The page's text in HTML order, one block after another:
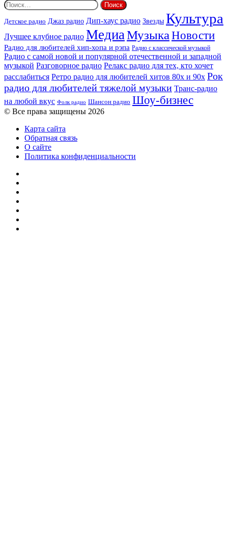
Найти:
Детское радио Джаз радио Дип-хаус радио Звезды Культура
Лучшее клубное радио МедиаМузыкаНовости
Радио для любителей хип-хопа и рэпа Радио с классической музыкой
Радио с самой новой и популярной отечественной и западной
музыкой Разговорное радио Релакс радио для тех, кто хочет
расслабиться Ретро радио для любителей хитов 80х и 90х Рок
радио для любителей тяжелой музыки Транс-радио
на любой вкус Фолк радио Шансон радио Шоу-бизнес
© Все права защищены 2026
Карта сайта
Обратная связь
О сайте
Политика конфиденциальности